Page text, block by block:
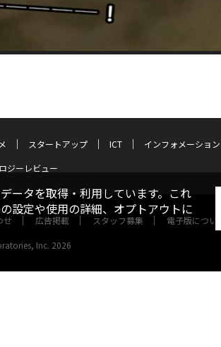
スタートアップ ICT
インフォメーション
ジーレビュー
せ 広告掲載 スタッフ募集 電子版について
Inc. 2026
ータを取得・利用しています。これ
設定や使用の詳細、オプトアウトに